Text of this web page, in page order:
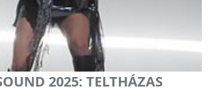
2025: TELTHÁZAS